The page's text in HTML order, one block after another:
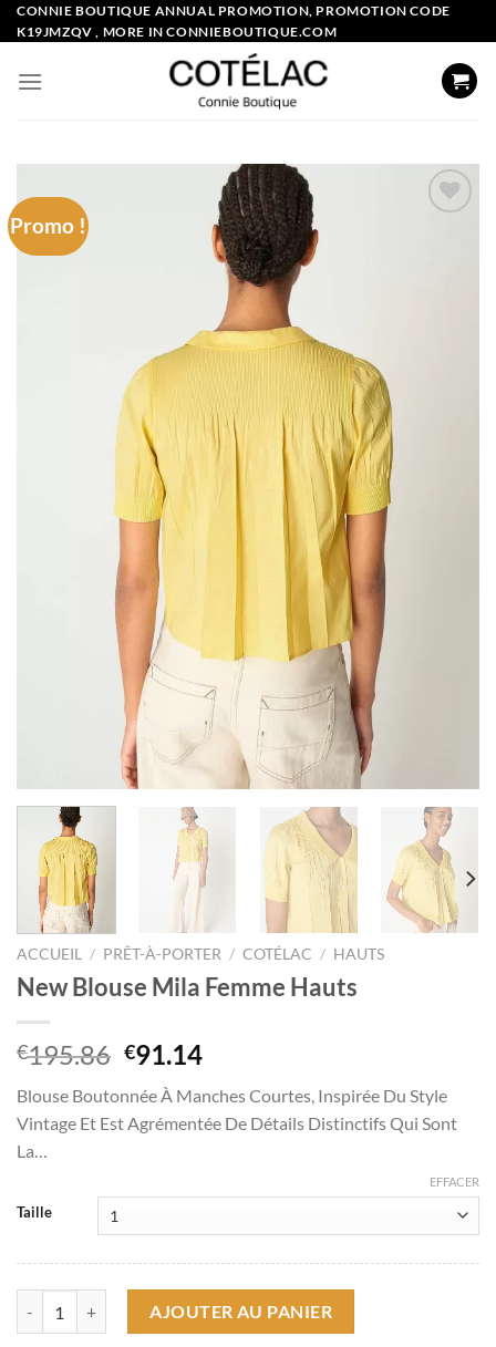
Skip
to
CONNIE BOUTIQUE ANNUAL PROMOTION, PROMOTION CODE
K19JMZQV , MORE IN CONNIEBOUTIQUE.COM
Promo !
ACCUEIL / PRÊT-À-PORTER / COTÉLAC / HAUTS
New Blouse Mila Femme Hauts
€195.86 Le
prix
initial
était :
€91.14Le
actuel
est :
Blouse Boutonnée À Manches Courtes, Inspirée Du Style
Vintage Et Est Agrémentée De Détails Distinctifs Qui Sont
La…
Taille
EFFACER
AJOUTER AU PANIER